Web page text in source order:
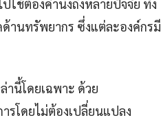
ปใช้ต้องคำนึงถึงหลายปัจจัย ทั้ง
านทรัพยากร ซึ่งแต่ละองค์กรมี
านี้โดยเฉพาะ ด้วย
โดยไม่ต้องเปลี่ยนแปลง